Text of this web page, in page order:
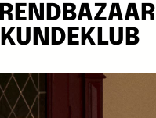
FAQ
KUNDEKLUB